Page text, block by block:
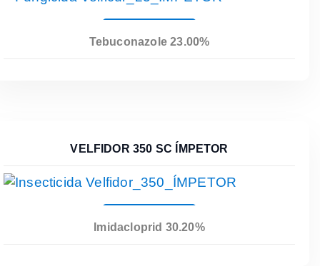
Leer Más
Tebuconazole 23.00%
VELFIDOR 350 SC ÍMPETOR
Leer Más
Imidacloprid 30.20%